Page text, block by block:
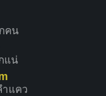
คน
แน่
ำแคว